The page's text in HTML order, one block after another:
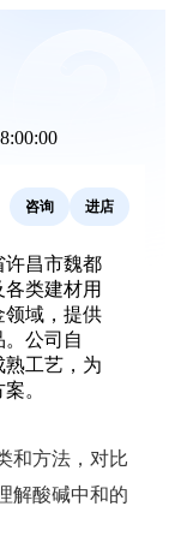
咨询 进店
许昌市魏都
类建材用
领域，提供
公司自
熟工艺，为
。
和方法，对比
解酸碱中和的